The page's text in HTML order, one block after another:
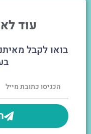
עוד
בואו לקבל